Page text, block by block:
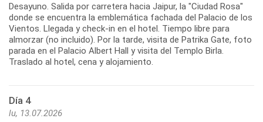
Desayuno. Salida por carretera hacia Jaipur, la "Ciudad Rosa"
donde se encuentra la emblemática fachada del Palacio de los
Vientos. Llegada y check-in en el hotel. Tiempo libre para
almorzar (no incluido). Por la tarde, visita de Patrika Gate, foto
parada en el Palacio Albert Hall y visita del Templo Birla.
Traslado al hotel, cena y alojamiento.
Día 4
lu, 13.07.2026